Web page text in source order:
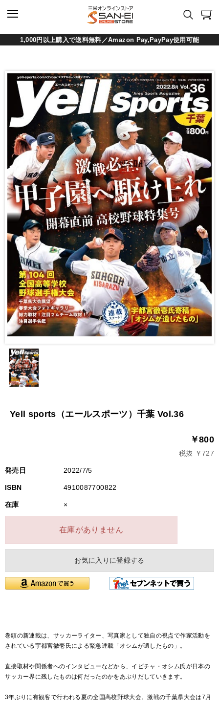
1,000円以上購入で送料無料／Amazon Pay,PayPay使用可能
Yell sports（エールスポーツ）千葉 Vol.36
￥800
税抜 ￥727
発売日 2022/7/5
ISBN 4910087700822
在庫 ×
在庫がありません
お気に入りに登録する
巻頭の新連載は、サッカーライター、写真家として独自の視点で作家活動を
されている宇都宮徹壱氏による緊急連載「オシムが遺したもの」。
直接取材や関係者へのインタビューなどから、イビチャ・オシム氏が日本の
サッカー界に残したものは何だったのかをあぶりだしていきます。
3年ぶりに有観客で行われる夏の全国高校野球大会。激戦の千葉県大会は7月